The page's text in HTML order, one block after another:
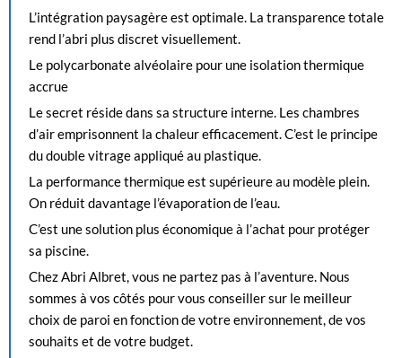
L’intégration paysagère est optimale. La transparence totale
rend l’abri plus discret visuellement.
Le polycarbonate alvéolaire pour une isolation thermique
accrue
Le secret réside dans sa structure interne. Les chambres
d’air emprisonnent la chaleur efficacement. C’est le principe
du double vitrage appliqué au plastique.
La performance thermique est supérieure au modèle plein.
On réduit davantage l’évaporation de l’eau.
C’est une solution plus économique à l’achat pour protéger
sa piscine.
Chez Abri Albret, vous ne partez pas à l’aventure. Nous
sommes à vos côtés pour vous conseiller sur le meilleur
choix de paroi en fonction de votre environnement, de vos
souhaits et de votre budget.